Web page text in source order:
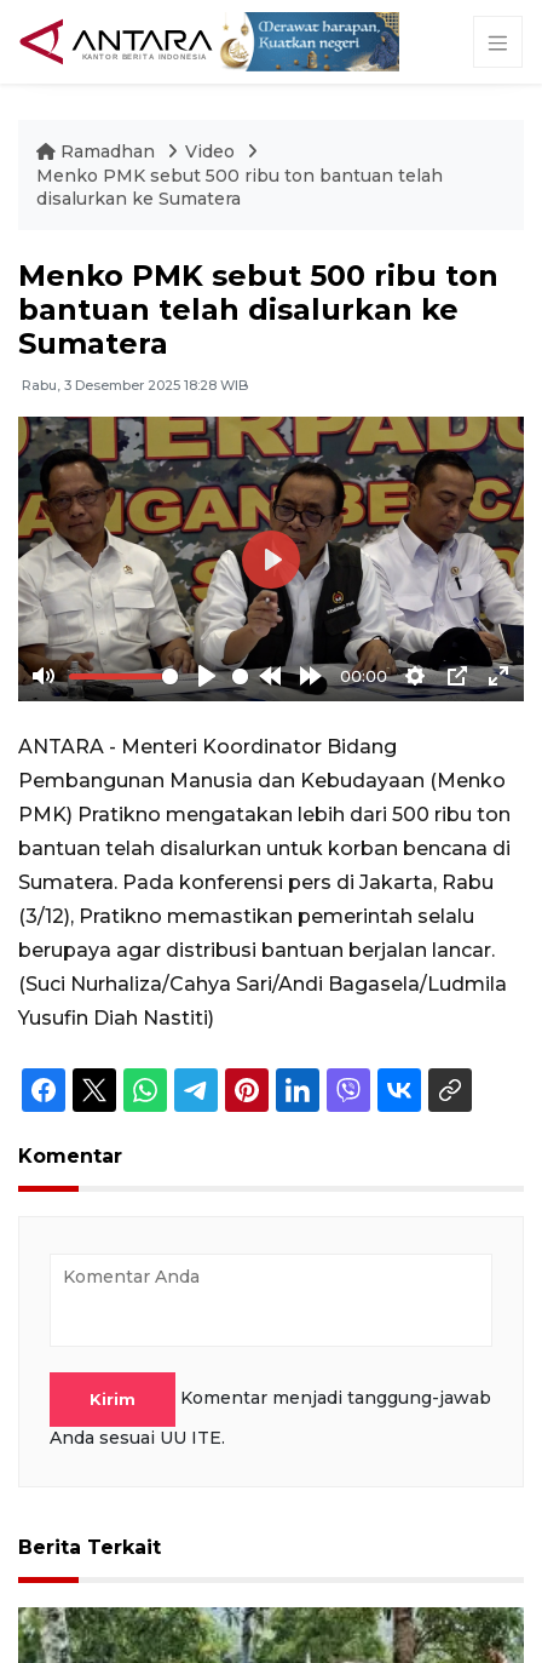
Ramadhan
Video
Menko PMK sebut 500 ribu ton bantuan telah
disalurkan ke Sumatera
Menko PMK sebut 500 ribu ton
bantuan telah disalurkan ke
Sumatera
Rabu, 3 Desember 2025 18:28 WIB
Mute Play
Rewind
10s
Forward
10s
00:00
Settings
PIP
Play
ANTARA - ​Menteri Koordinator Bidang
Pembangunan Manusia dan Kebudayaan (Menko
PMK) Pratikno mengatakan lebih dari 500 ribu ton
bantuan telah disalurkan untuk korban bencana di
Sumatera. Pada konferensi pers di Jakarta, Rabu
(3/12), Pratikno memastikan pemerintah selalu
berupaya agar distribusi bantuan berjalan lancar.
(Suci Nurhaliza/Cahya Sari/Andi Bagasela/Ludmila
Yusufin Diah Nastiti)
Komentar
Kirim
Komentar menjadi tanggung-jawab
Anda sesuai UU ITE.
Berita Terkait